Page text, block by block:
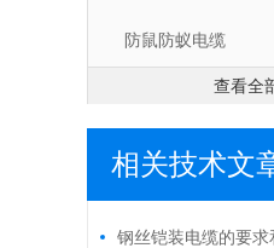
防鼠防蚁电缆
查看全
相关技术文
钢丝铠装电缆的要求